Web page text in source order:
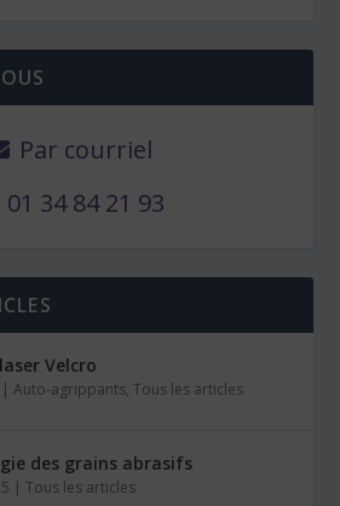
Par courriel
01 34 84 21 93
Velcro
|Auto-agrippants,Tous les articles
des grains abrasifs
|Tous les articles